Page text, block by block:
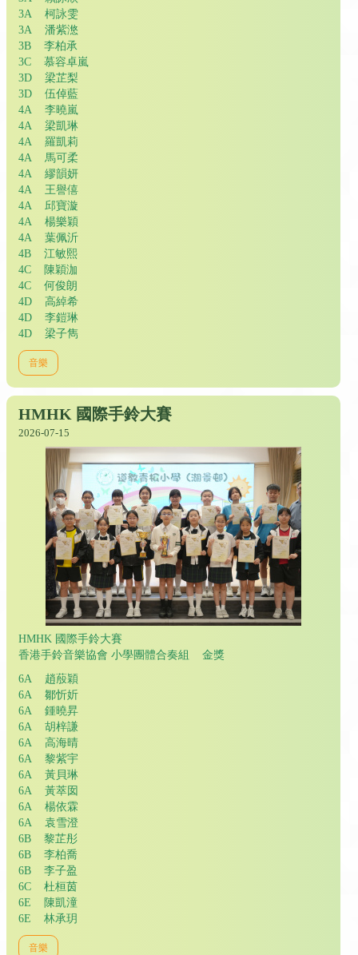
3A 柯詠雯
3A 潘紫滺
3B 李柏承
3C 慕容卓嵐
3D 梁芷梨
3D 伍倬藍
4A 李曉嵐
4A 梁凱琳
4A 羅凱莉
4A 馬可柔
4A 繆韻妍
4A 王譽僖
4A 邱寶漩
4A 楊樂穎
4A 葉佩沂
4B 江敏熙
4C 陳穎泇
4C 何俊朗
4D 高綽希
4D 李鎧琳
4D 梁子雋
音樂
HMHK 國際手鈴大賽
2026-07-15
HMHK 國際手鈴大賽
香港手鈴音樂協會 小學團體合奏組 金獎
6A 趙蒑穎
6A 鄒忻妡
6A 鍾曉昇
6A 胡梓謙
6A 高海晴
6A 黎紫宇
6A 黃貝琳
6A 黃萃囡
6A 楊依霖
6A 袁雪澄
6B 黎芷彤
6B 李柏喬
6B 李子盈
6C 杜桓茵
6E 陳凱潼
6E 林承玥
音樂